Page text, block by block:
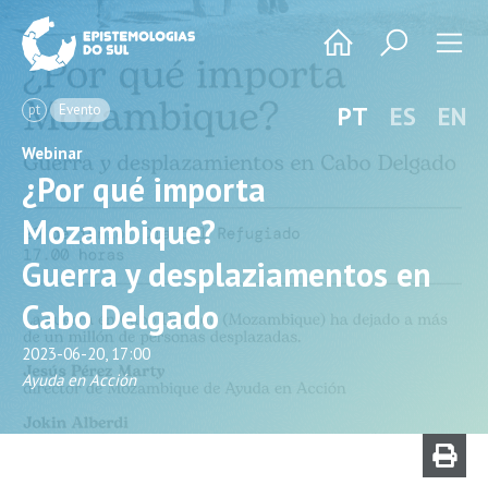
PT ES EN
pt Evento
Webinar
¿Por qué importa
Mozambique?
Guerra y desplaziamentos en
Cabo Delgado
2023-06-20, 17:00
Ayuda en Acción